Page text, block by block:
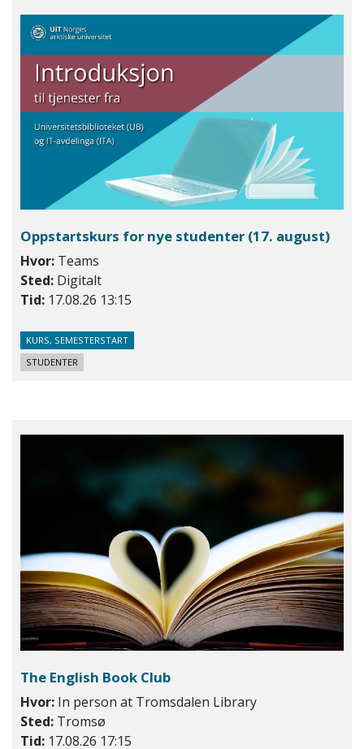
Oppstartskurs for nye studenter (17. august)
Hvor: Teams
Sted: Digitalt
Tid: 17.08.26 13:15
KURS, SEMESTERSTART
STUDENTER
The English Book Club
Hvor: In person at Tromsdalen Library
Sted: Tromsø
Tid: 17.08.26 17:15